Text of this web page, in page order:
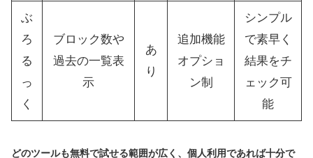
ぶ
ろ
る
っ
く
ブロック数や
過去の一覧表
示
あ
り
追加機能
オプショ
ン制
シンプル
で素早く
結果をチ
ェック可
能
どのツールも無料で試せる範囲が広く、個人利用であれば十分で